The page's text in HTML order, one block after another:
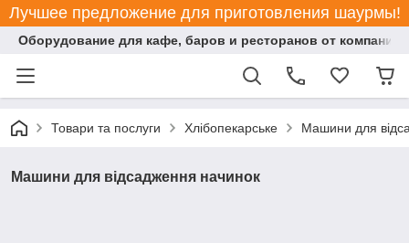
Лучшее предложение для приготовления шаурмы!
Оборудование для кафе, баров и ресторанов от компании
Товари та послуги Хлібопекарське Машини для
Машини для відсадження начинок